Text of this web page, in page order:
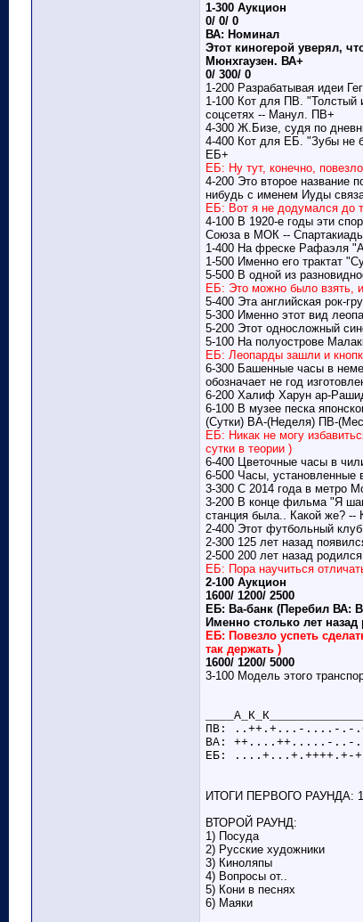
1-300 Аукцион
0/ 0/ 0
ВА: Номинал
Этот киногерой уверял,
Мюнхгаузен. ВА+
0/ 300/ 0
1-200 Разрабатывая идеи
1-100 Кот для ПВ. "Толстый
соцсетях -- Манул. ПВ+
4-300 Ж.Бизе, судя по
4-400 Кот для ЕБ. "Зубы не
ЕБ+
ЕБ: Ну тут, конечно,
4-200 Это второе название
нибудь с именем Иуды
ЕБ: Вот я не додумался до
4-100 В 1920-е годы эти
Союза в МОК --
1-400 На фреске Рафаэля
1-500 Именно его трактат
5-500 В одной из
ЕБ: Это можно было взять,
5-400 Эта английская рок-
5-300 Именно этот вид
5-200 Этот односложный
5-100 На полуострове
ЕБ: Леопарды зашли и
6-300 Башенные часы в
обозначает не год
6-200 Халиф Харун ар-
6-100 В музее песка
(Сутки) ВА-(Неделя) ПВ-
ЕБ: Никак не могу
сутки в теории )
6-400 Цветочные часы в
6-500 Часы, установленные
3-300 С 2014 года в метро
3-200 В конце фильма "Я
станция была.. Какой же? --
2-400 Этот футбольный
2-300 125 лет назад
2-500 200 лет назад
ЕБ: Пора научиться
2-100 Аукцион
1600/ 1200/ 2500
ЕБ: Ва-банк (Перебил ВА:
Именно столько лет
ЕБ: Повезло успеть
так держать )
1600/ 1200/ 5000
3-100 Модель этого
ПВ: ..++.+...-....-.-
ВА: ++....++.....-..-
ЕБ:
ИТОГИ ПЕРВОГО РАУНДА:
ВТОРОЙ РАУНД:
1) Посуда
2) Русские художники
3) Киноляпы
4) Вопросы от..
5) Кони в песнях
6) Маяки